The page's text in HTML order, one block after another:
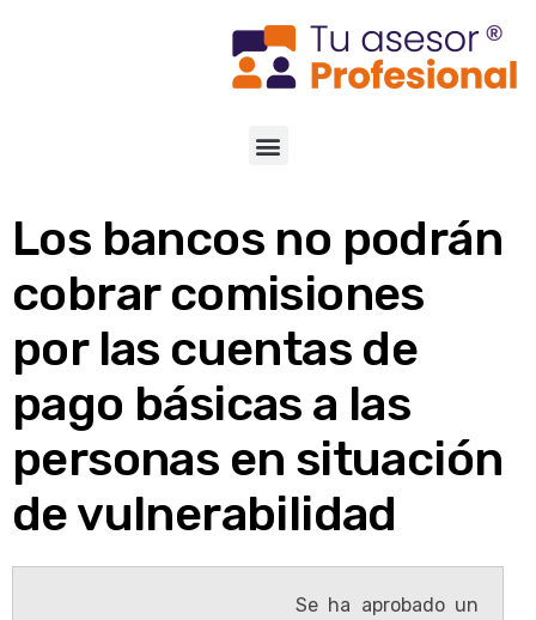
Los bancos no podrán
cobrar comisiones
por las cuentas de
pago básicas a las
personas en situación
de vulnerabilidad
Se ha aprobado un